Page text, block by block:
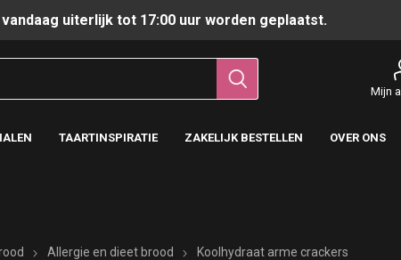
uiterlijk tot 17:00 uur worden geplaatst.
Mijn
TAARTINSPIRATIE ZAKELIJK BESTELLEN OVER ONS
Allergie en dieet brood Koolhydraat arme crackers